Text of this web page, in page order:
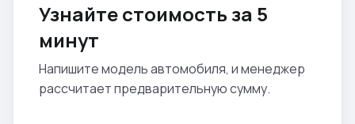
Узнайте стоимость за 5
минут
Напишите модель автомобиля, и менеджер
рассчитает предварительную сумму.